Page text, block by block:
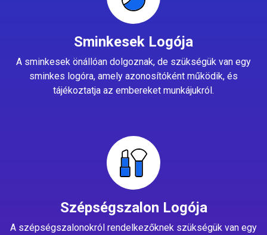
Sminkesek Logója
A sminkesek önállóan dolgoznak, de szükségük van egy
sminkes logóra, amely azonosítóként működik, és
tájékoztatja az embereket munkájukról.
Szépségszalon Logója
A szépségszalonokról rendelkezőknek szükségük van egy